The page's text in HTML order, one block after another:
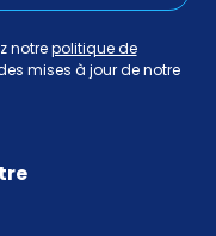
notre politique de
mises à jour de notre